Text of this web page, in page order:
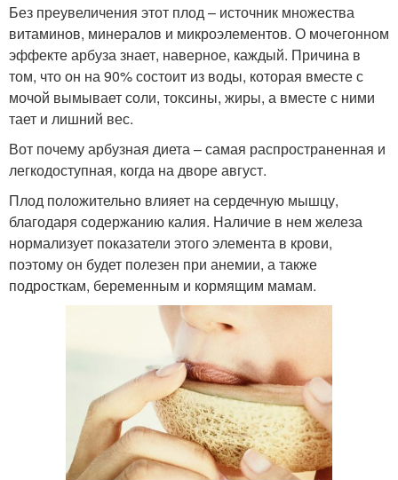
Без преувеличения этот плод – источник множества
витаминов, минералов и микроэлементов. О мочегонном
эффекте арбуза знает, наверное, каждый. Причина в
том, что он на 90% состоит из воды, которая вместе с
мочой вымывает соли, токсины, жиры, а вместе с ними
тает и лишний вес.
Вот почему арбузная диета – самая распространенная и
легкодоступная, когда на дворе август.
Плод положительно влияет на сердечную мышцу,
благодаря содержанию калия. Наличие в нем железа
нормализует показатели этого элемента в крови,
поэтому он будет полезен при анемии, а также
подросткам, беременным и кормящим мамам.